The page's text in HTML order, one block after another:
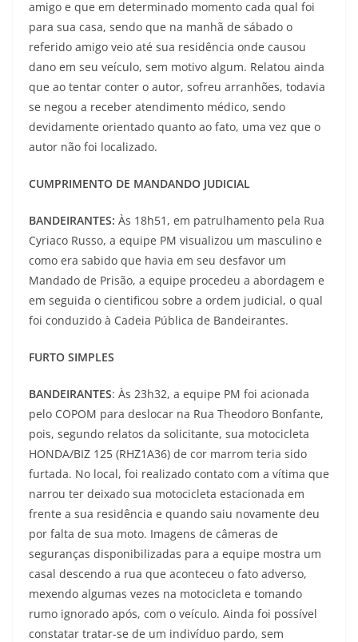
amigo e que em determinado momento cada qual foi
para sua casa, sendo que na manhã de sábado o
referido amigo veio até sua residência onde causou
dano em seu veículo, sem motivo algum. Relatou ainda
que ao tentar conter o autor, sofreu arranhões, todavia
se negou a receber atendimento médico, sendo
devidamente orientado quanto ao fato, uma vez que o
autor não foi localizado.
CUMPRIMENTO DE MANDANDO JUDICIAL
BANDEIRANTES: Às 18h51, em patrulhamento pela Rua
Cyriaco Russo, a equipe PM visualizou um masculino e
como era sabido que havia em seu desfavor um
Mandado de Prisão, a equipe procedeu a abordagem e
em seguida o cientificou sobre a ordem judicial, o qual
foi conduzido à Cadeia Pública de Bandeirantes.
FURTO SIMPLES
BANDEIRANTES: Às 23h32, a equipe PM foi acionada
pelo COPOM para deslocar na Rua Theodoro Bonfante,
pois, segundo relatos da solicitante, sua motocicleta
HONDA/BIZ 125 (RHZ1A36) de cor marrom teria sido
furtada. No local, foi realizado contato com a vítima que
narrou ter deixado sua motocicleta estacionada em
frente a sua residência e quando saiu novamente deu
por falta de sua moto. Imagens de câmeras de
seguranças disponibilizadas para a equipe mostra um
casal descendo a rua que aconteceu o fato adverso,
mexendo algumas vezes na motocicleta e tomando
rumo ignorado após, com o veículo. Ainda foi possível
constatar tratar-se de um indivíduo pardo, sem